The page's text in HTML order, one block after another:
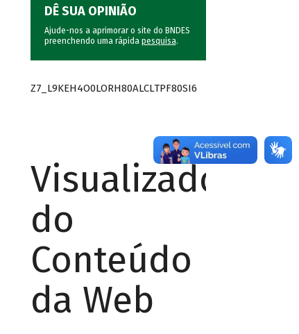
DÊ SUA OPINIÃO
Ajude-nos a aprimorar o site do BNDES
preenchendo uma rápida pesquisa.
Z7_L9KEH4O0LORH80ALCLTPF80SI6
Visualizador
do
Conteúdo
da Web